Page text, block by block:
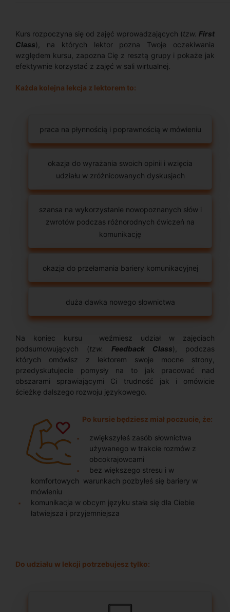
Kurs rozpoczyna się od zajęć wprowadzających (tzw. First
Class), na których lektor pozna Twoje oczekiwania
względem kursu, zapozna Cię z resztą grupy i pokaże jak
efektywnie korzystać z zajęć w sali wirtualnej.
Każda kolejna lekcja z lektorem to:
praca na płynnością i poprawnością w mówieniu
okazja do wyrażania swoich opinii i wzięcia
udziału w zróżnicowanych dyskusjach
szansa na wykorzystanie nowopoznanych słów i
zwrotów podczas różnorodnych ćwiczeń na
komunikację
okazja do przełamania bariery komunikacyjnej
duża dawka nowego słownictwa
Na koniec kursu weźmiesz udział w zajęciach
podsumowujących (tzw. Feedback Class), podczas
których omówisz z lektorem swoje mocne strony,
przedyskutujecie pomysły na to jak pracować nad
obszarami sprawiającymi Ci trudność jak i omówicie
ścieżkę dalszego rozwoju językowego.
Po kursie będziesz miał poczucie, że:
zwiększyłeś zasób słownictwa
używanego w trakcie rozmów z
obcokrajowcami
bez większego stresu i w
komfortowych warunkach pozbyłeś się bariery w
mówieniu
komunikacja w obcym języku stała się dla Ciebie
łatwiejsza i przyjemniejsza
Do udziału w lekcji potrzebujesz tylko: